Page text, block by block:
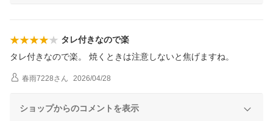
タレ付きなので楽
タレ付きなので楽。 焼くときは注意しないと焦げますね。
春雨7228さん 2026/04/28
ショップからのコメントを表示